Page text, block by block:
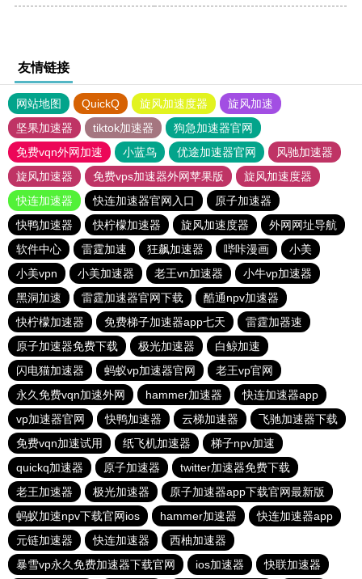
友情链接
网站地图 QuickQ 旋风加速度器
旋风加速
坚果加速器
tiktok加速器
狗急加速器官网
免费vqn外网加速
小蓝鸟 优途加速器官网
风驰加速器
旋风加速器
免费vps加速器外网苹果版
旋风加速度器
快连加速器
快连加速器官网入口
原子加速器
快鸭加速器
快柠檬加速器 旋风加速度器
外网网址导航
软件中心
雷霆加速 狂飙加速器 哔咔漫画
小美
小美vpn
小美加速器 老王vn加速器
小牛vp加速器
黑洞加速
雷霆加速器官网下载
酷通npv加速器
快柠檬加速器
免费梯子加速器app七天
雷霆加器速
原子加速器免费下载
极光加速器
白鲸加速
闪电猫加速器
蚂蚁vp加速器官网
老王vp官网
永久免费vqn加速外网
hammer加速器
快连加速器app
vp加速器官网
快鸭加速器 云梯加速器
飞驰加速器下载
免费vqn加速试用
纸飞机加速器
梯子npv加速
quickq加速器
原子加速器
twitter加速器免费下载
老王加速器
极光加速器
原子加速器app下载官网最新版
蚂蚁加速npv下载官网ios
hammer加速器
快连加速器app
元链加速器
快连加速器
西柚加速器
暴雪vp永久免费加速器下载官网
ios加速器 快联加速器